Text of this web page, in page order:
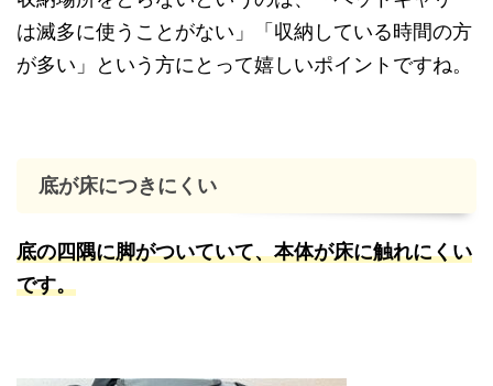
は滅多に使うことがない」「収納している時間の方
が多い」という方にとって嬉しいポイントですね。
底が床につきにくい
底の四隅に脚がついていて、本体が床に触れにくい
です。